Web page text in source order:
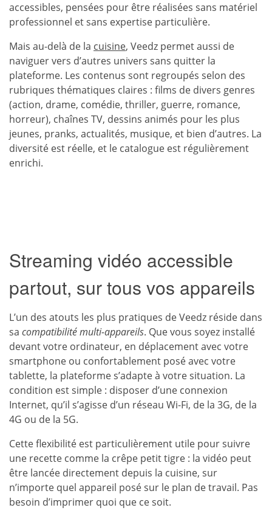
accessibles, pensées pour être réalisées sans matériel
professionnel et sans expertise particulière.
Mais au-delà de la cuisine, Veedz permet aussi de
naviguer vers d’autres univers sans quitter la
plateforme. Les contenus sont regroupés selon des
rubriques thématiques claires : films de divers genres
(action, drame, comédie, thriller, guerre, romance,
horreur), chaînes TV, dessins animés pour les plus
jeunes, pranks, actualités, musique, et bien d’autres. La
diversité est réelle, et le catalogue est régulièrement
enrichi.
Streaming vidéo accessible
partout, sur tous vos appareils
L’un des atouts les plus pratiques de Veedz réside dans
sa compatibilité multi-appareils. Que vous soyez installé
devant votre ordinateur, en déplacement avec votre
smartphone ou confortablement posé avec votre
tablette, la plateforme s’adapte à votre situation. La
condition est simple : disposer d’une connexion
Internet, qu’il s’agisse d’un réseau Wi-Fi, de la 3G, de la
4G ou de la 5G.
Cette flexibilité est particulièrement utile pour suivre
une recette comme la crêpe petit tigre : la vidéo peut
être lancée directement depuis la cuisine, sur
n’importe quel appareil posé sur le plan de travail. Pas
besoin d’imprimer quoi que ce soit.